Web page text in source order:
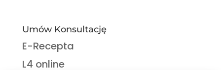
Umów Konsultację
E-Recepta
L4 online